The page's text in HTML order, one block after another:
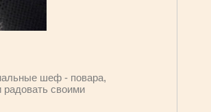
шеф - повара,
радовать своими